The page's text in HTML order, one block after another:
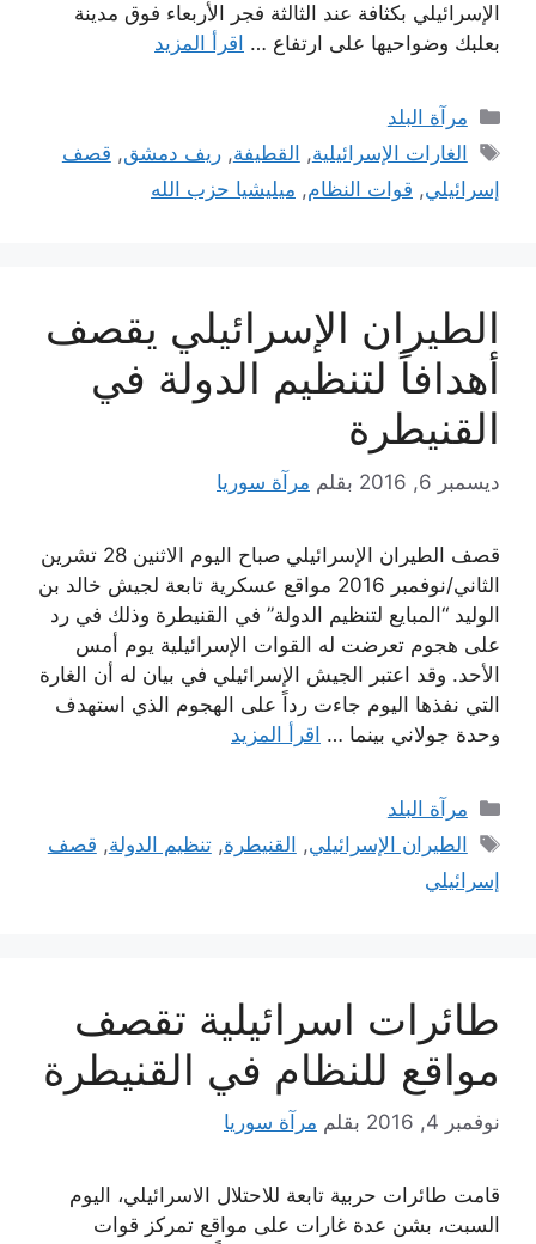
الإسرائيلي بكثافة عند الثالثة فجر الأربعاء فوق مدينة
بعلبك وضواحيها على ارتفاع … اقرأ المزيد
التصنيفات
مرآة البلد
الوسوم
الغارات الإسرائيلية, القطيفة,ريف دمشق, قصف
إسرائيلي, قوات النظام, ميليشيا حزب الله
الطيران الإسرائيلي يقصف
أهدافاً لتنظيم الدولة في
القنيطرة
ديسمبر 6, 2016 بقلم مرآة سوريا
قصف الطيران الإسرائيلي صباح اليوم الاثنين 28 تشرين
الثاني/نوفمبر 2016 مواقع عسكرية تابعة لجيش خالد بن
الوليد “المبايع لتنظيم الدولة” في القنيطرة وذلك في رد
على هجوم تعرضت له القوات الإسرائيلية يوم أمس
الأحد. وقد اعتبر الجيش الإسرائيلي في بيان له أن الغارة
التي نفذها اليوم جاءت رداً على الهجوم الذي استهدف
وحدة جولاني بينما … اقرأ المزيد
التصنيفات
مرآة البلد
الوسوم
الطيران الإسرائيلي, القنيطرة,تنظيم الدولة, قصف
إسرائيلي
طائرات اسرائيلية تقصف
مواقع للنظام في القنيطرة
نوفمبر 4, 2016 بقلم مرآة سوريا
قامت طائرات حربية تابعة للاحتلال الاسرائيلي، اليوم
السبت، بشن عدة غارات على مواقع تمركز قوات